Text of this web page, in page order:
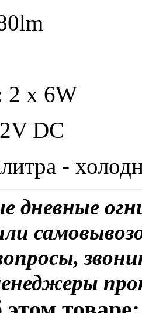
2 x 6W
DC
-
дневные